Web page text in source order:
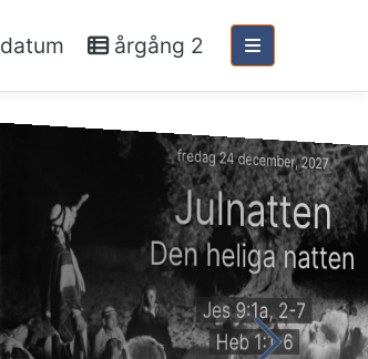
datum årgång 2
fredag 24 december, 2027
Julnatten
Den heliga natten
Jes 9:1a, 2-7
Heb 1:1-6